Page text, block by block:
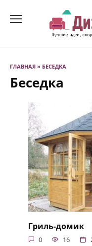
ГЛАВНАЯ » БЕСЕДКА
Беседка
Гриль-домик
0 16